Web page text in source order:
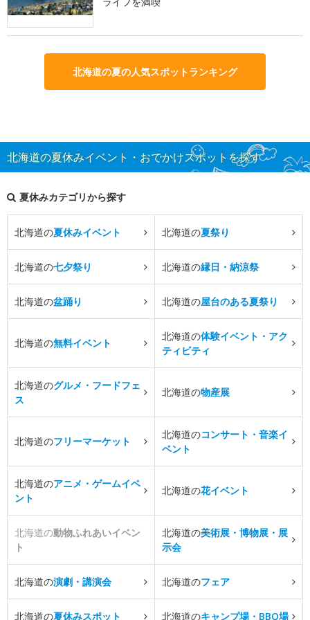
北海道の夏の人気スポットランキング
北海道の夏休みイベント・おでかけスポットを探す
夏休みカテゴリから探す
北海道の夏休みイベント 北海道の夏祭り
北海道の七夕祭り 北海道の縁日・納涼祭
北海道の盆踊り 北海道の屋台のある夏祭り
北海道の無料イベント
北海道の体験イベント・アク
ティビティ
北海道のグルメ・フードフェ
ス
北海道の物産展
北海道のフリーマーケット
北海道のコンサート・音楽イ
ベント
北海道のアニメ・ゲームイベ
ント
北海道の花イベント
北海道の動物ふれあいイベン
ト
北海道の美術展・博物展・展
示会
北海道の演劇・講演会 北海道のフェア
北海道の夏休みスポット 北海道のキャンプ場・BBQ場